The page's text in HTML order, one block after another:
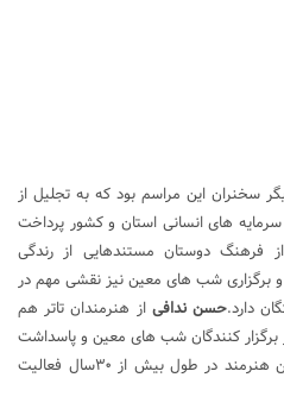
سخنران این مراسم بود که به تجلیل از
سرمایه های انسانی استان و کشور پرداخت
فرهنگ دوستان مستندهایی از رندگی
و برگزاری شب های معین نیز نقشی مهم در
دارد.حسن ندافی از هنرمندان تاتر هم
برگزار کنندگان شب های معین و پاسداشت
حسین مسافر به ذکر خاطراتش با ابن هنرمند در طول بیش از ۳۰سال فعالیت